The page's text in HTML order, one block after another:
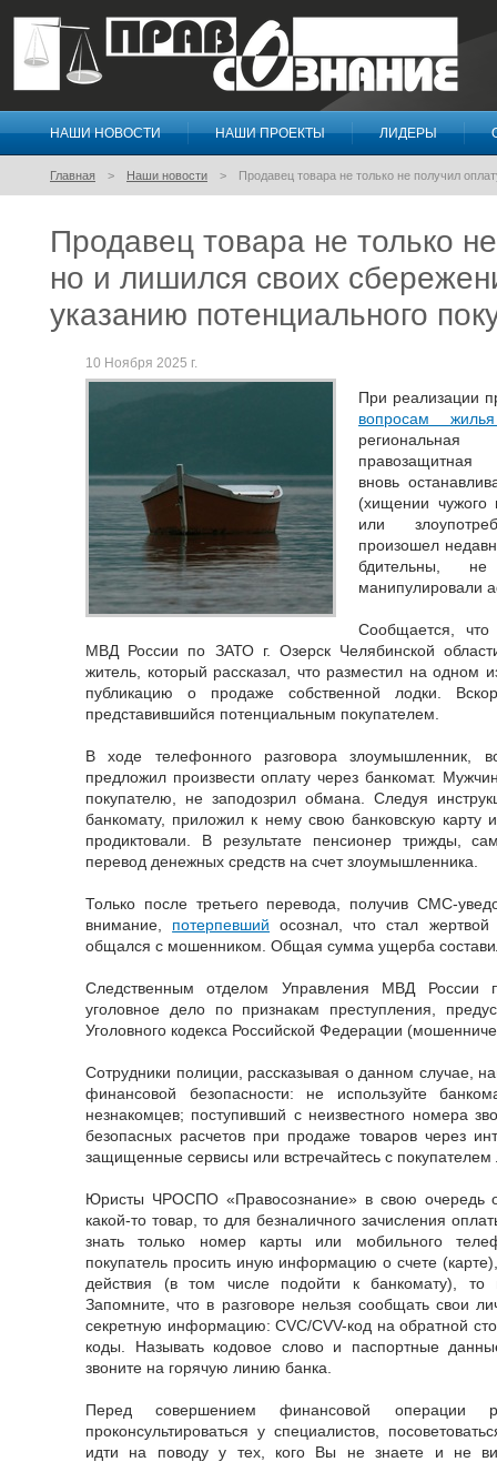
Правосознание
НАШИ НОВОСТИ НАШИ ПРОЕКТЫ ЛИДЕРЫ
Главная Наши новости Продавец товара не только не получил
Продавец товара не только
но и лишился своих
указанию потенциального
10 Ноября 2025 г.
При реализации
вопросам
правозащитная
вновь
(хищении чужого
или
произошел
бдительны,
манипулировали
Сообщается,
МВД России по ЗАТО г. Озерск Челябинской
житель, который рассказал, что разместил на одном
публикацию о продаже собственной лодки.
представившийся потенциальным покупателем.
В ходе телефонного разговора злоумышленник,
предложил произвести оплату через банкомат.
покупателю, не заподозрил обмана. Следуя
банкомату, приложил к нему свою банковскую карту
продиктовали. В результате пенсионер трижды,
перевод денежных средств на счет злоумышленника.
Только после третьего перевода, получив СМС-
внимание, потерпевший осознал, что стал
общался с мошенником. Общая сумма ущерба
Следственным отделом Управления МВД России
уголовное дело по признакам преступления,
Уголовного кодекса Российской Федерации
Сотрудники полиции, рассказывая о данном случае,
финансовой безопасности: не используйте
незнакомцев; поступивший с неизвестного номера
безопасных расчетов при продаже товаров через
защищенные сервисы или встречайтесь с
Юристы ЧРОСПО «Правосознание» в свою очередь
какой-то товар, то для безналичного зачисления
знать только номер карты или мобильного
покупатель просить иную информацию о счете
действия (в том числе подойти к банкомату), то
Запомните, что в разговоре нельзя сообщать свои
секретную информацию: CVC/CVV-код на обратной
коды. Называть кодовое слово и паспортные
звоните на горячую линию банка.
Перед совершением финансовой операции
проконсультироваться у специалистов,
идти на поводу у тех, кого Вы не знаете и не